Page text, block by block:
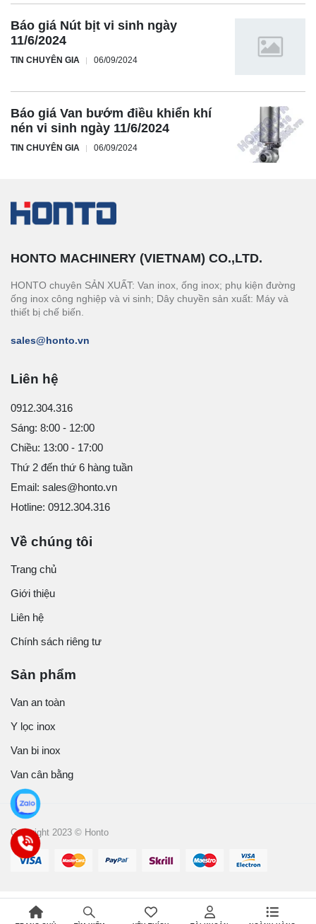
Báo giá Nút bịt vi sinh ngày
11/6/2024
TIN CHUYÊN GIA 06/09/2024
Báo giá Van bướm điều khiển khí
nén vi sinh ngày 11/6/2024
TIN CHUYÊN GIA 06/09/2024
HONTO MACHINERY (VIETNAM) CO.,LTD.
HONTO chuyên SẢN XUẤT: Van inox, ống inox; phụ kiện đường
ống inox công nghiệp và vi sinh; Dây chuyền sản xuất: Máy và
thiết bị chế biến.
sales@honto.vn
Liên hệ
0912.304.316
Sáng: 8:00 - 12:00
Chiều: 13:00 - 17:00
Thứ 2 đến thứ 6 hàng tuần
Email: sales@honto.vn
Hotline: 0912.304.316
Về chúng tôi
Trang chủ
Giới thiệu
Liên hệ
Chính sách riêng tư
Sản phẩm
Van an toàn
Y lọc inox
Van bi inox
Van cân bằng
Copyright 2023 © Honto